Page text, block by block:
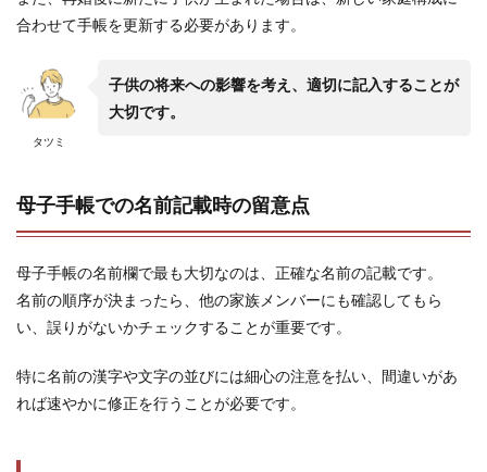
合わせて手帳を更新する必要があります。
タツミ
子供の将来への影響を考え、適切に記入することが
大切です。
母子手帳での名前記載時の留意点
母子手帳の名前欄で最も大切なのは、正確な名前の記載です。
名前の順序が決まったら、他の家族メンバーにも確認してもら
い、誤りがないかチェックすることが重要です。
特に名前の漢字や文字の並びには細心の注意を払い、間違いがあ
れば速やかに修正を行うことが必要です。